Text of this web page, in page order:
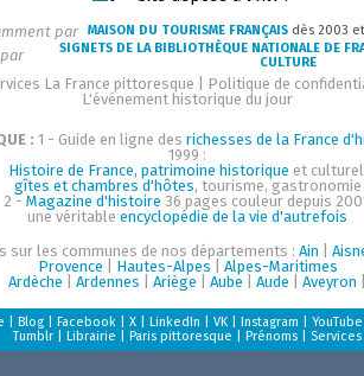
par MAISON DU TOURISME FRANÇAIS dès 2003
SIGNETS DE LA BIBLIOTHÈQUE NATIONALE DE
CULTURE
La France pittoresque
Politique de
L'événement historique du jour
: 1 - Guide en ligne des richesses de la France
1999 :
Histoire de France, patrimoine historique et
gîtes et chambres d'hôtes, tourisme, gastronomie
2 - Magazine d'histoire 36 pages couleur depuis
une véritableencyclopédie de la vie d'autrefois
sur les communes de nos départements :Ain |
Provence
Hautes-Alpes
Alpes-Maritimes
Ardèche |Ardennes |Ariège |Aube |Aude |Aveyron
|Blog |Facebook |X |LinkedIn |VK |Instagram |YouTube
Tumblr |Librairie |Paris pittoresque |Prénoms Services